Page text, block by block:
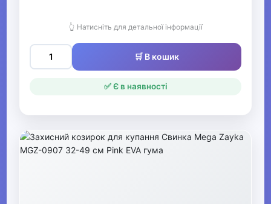
👆 Натисніть для детальної інформації
🛒 В кошик
✅ Є в наявності